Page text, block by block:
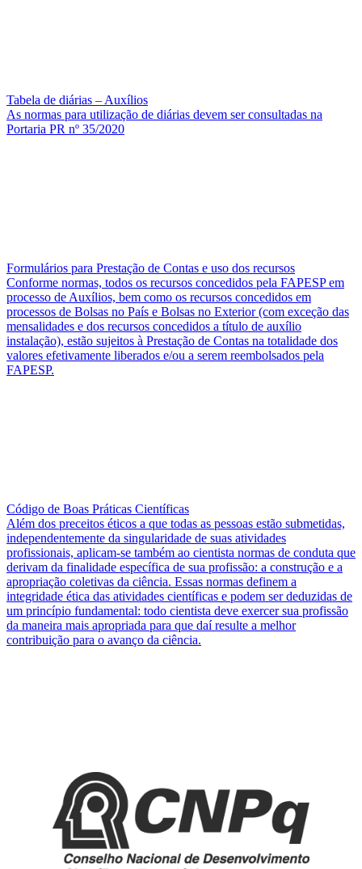
Tabela de diárias – Auxílios
As normas para utilização de diárias devem ser consultadas na
Portaria PR nº 35/2020
Formulários para Prestação de Contas e uso dos recursos
Conforme normas, todos os recursos concedidos pela FAPESP em
processo de Auxílios, bem como os recursos concedidos em
processos de Bolsas no País e Bolsas no Exterior (com exceção das
mensalidades e dos recursos concedidos a título de auxílio
instalação), estão sujeitos à Prestação de Contas na totalidade dos
valores efetivamente liberados e/ou a serem reembolsados pela
FAPESP.
Código de Boas Práticas Científicas
Além dos preceitos éticos a que todas as pessoas estão submetidas,
independentemente da singularidade de suas atividades
profissionais, aplicam-se também ao cientista normas de conduta que
derivam da finalidade específica de sua profissão: a construção e a
apropriação coletivas da ciência. Essas normas definem a
integridade ética das atividades científicas e podem ser deduzidas de
um princípio fundamental: todo cientista deve exercer sua profissão
da maneira mais apropriada para que daí resulte a melhor
contribuição para o avanço da ciência.